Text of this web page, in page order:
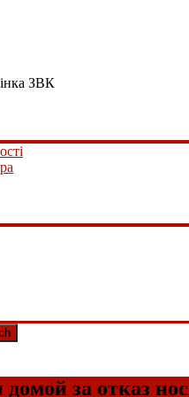
ЗВК
за отказ